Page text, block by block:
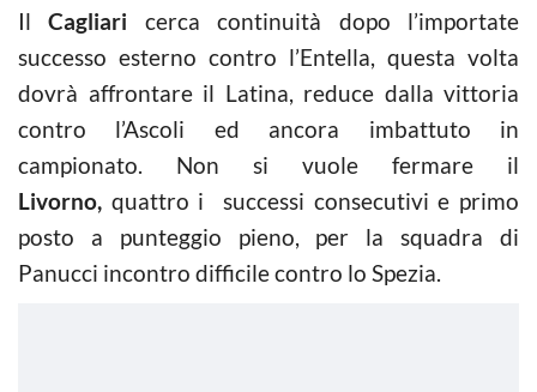
IlCagliari cerca continuità dopo l’importate
successo esterno contro l’Entella, questa volta
dovrà affrontare il Latina, reduce dalla vittoria
contro l’Ascoli ed ancora imbattuto in
campionato. Non si vuole fermare il
Livorno, quattro i successi consecutivi e primo
posto a punteggio pieno, per la squadra di
Panucci incontro difficile contro lo Spezia.